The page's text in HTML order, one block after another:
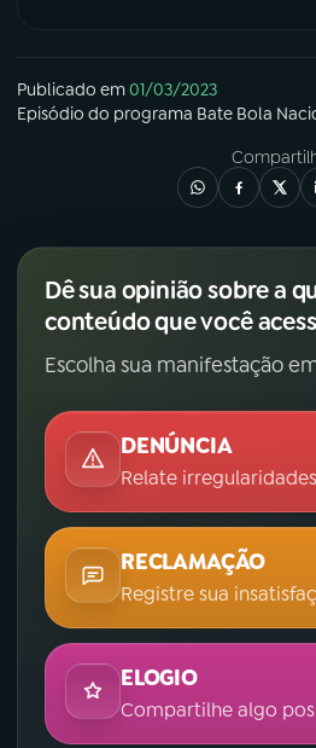
Publicado em01/03/2023
Episódio do programa Bate Bola
Dê sua opinião sobre a
conteúdo que você
Escolha sua manifestação
DENÚNCIA
Relate
RECLAMAÇÃO
Registre sua
ELOGIO
Compartilhe algo